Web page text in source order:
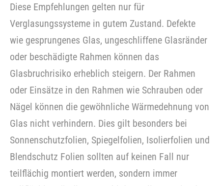
Diese Empfehlungen gelten nur für
Verglasungssysteme in gutem Zustand. Defekte
wie gesprungenes Glas, ungeschliffene Glasränder
oder beschädigte Rahmen können das
Glasbruchrisiko erheblich steigern. Der Rahmen
oder Einsätze in den Rahmen wie Schrauben oder
Nägel können die gewöhnliche Wärmedehnung von
Glas nicht verhindern. Dies gilt besonders bei
Sonnenschutzfolien, Spiegelfolien, Isolierfolien und
Blendschutz Folien sollten auf keinen Fall nur
teilflächig montiert werden, sondern immer